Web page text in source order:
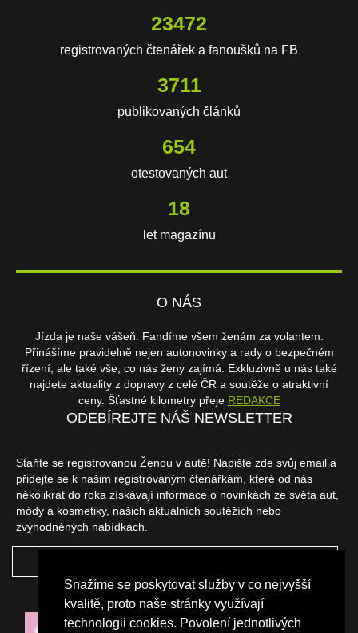
Snažíme se poskytovat služby v co nejvyšší
kvalitě, proto naše stránky využívají
technologii cookies. Povolení jednotlivých
23472
registrovaných čtenářek a fanoušků na FB
3711
publikovaných článků
654
otestovaných aut
18
let magazínu
O NÁS
Jízda je naše vášeň. Fandíme všem ženám za volantem.
Přinášíme pravidelně nejen autonovinky a rady o bezpečném
řízení, ale také vše, co nás ženy zajímá. Exkluzivně u nás také
najdete aktuality z dopravy z celé ČR a soutěže o atraktivní
ceny. Šťastné kilometry přeje REDAKCE
ODEBÍREJTE NÁŠ NEWSLETTER
Staňte se registrovanou Ženou v autě! Napište zde svůj email a
přidejte se k našim registrovaným čtenářkám, které od nás
několikrát do roka získávají informace o novinkách ze světa aut,
módy a kosmetiky, našich aktuálních soutěžích nebo
zvýhodněných nabídkách.
NAŠI PARTNEŘI